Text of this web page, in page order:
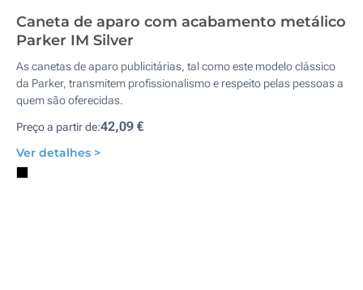
Caneta de aparo com acabamento metálico
Parker IM Silver
As canetas de aparo publicitárias, tal como este modelo clássico
da Parker, transmitem profissionalismo e respeito pelas pessoas a
quem são oferecidas.
Preço a partir de:42,09 €
Ver detalhes >